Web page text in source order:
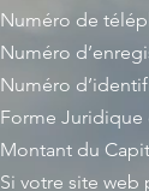
Numéro de
Numéro
Numéro
Forme Juridique
Montant du
Si votre site